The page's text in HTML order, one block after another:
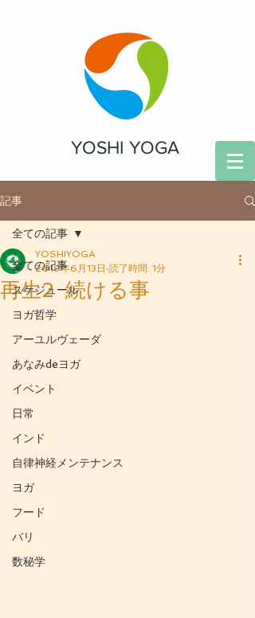
YOSHI YOGA
記事
全ての記事
スケジュール
ヨガ哲学
アーユルヴェーダ
あなみdeヨガ
イベント
日常
インド
自律神経メンテナンス
ヨガ
フード
バリ
数秘学
全ての記事
再生2 続ける事
YOSHIYOGA
2019年6月13日 読了時間: 1分